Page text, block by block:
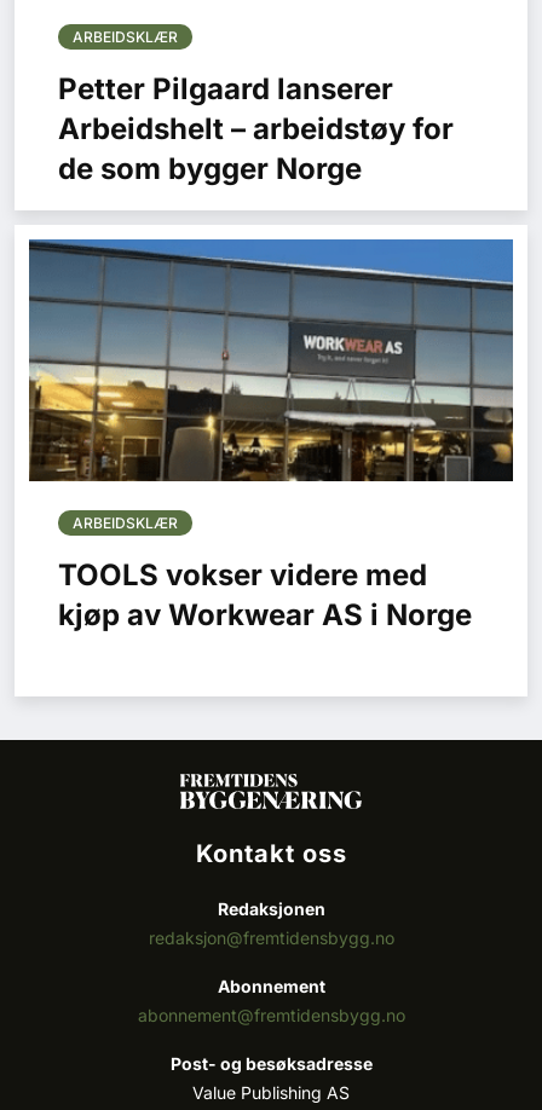
ARBEIDSKLÆR
Petter Pilgaard lanserer
Arbeidshelt – arbeidstøy for
de som bygger Norge
ARBEIDSKLÆR
TOOLS vokser videre med
kjøp av Workwear AS i Norge
Kontakt oss
Redaksjonen
redaksjon@fremtidensbygg.no
Abonnement
abonnement@fremtidensbygg.no
Post- og besøksadresse
Value Publishing AS